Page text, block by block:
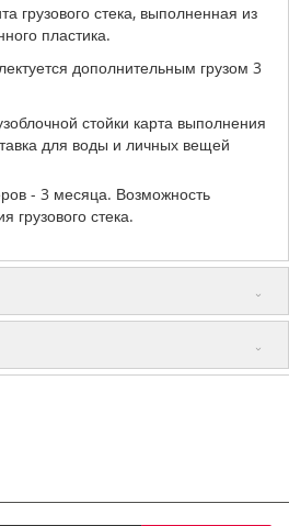
грузового стека, выполненная из
пластика.
дополнительным грузом 3
стойки карта выполнения
для воды и личных вещей
- 3 месяца. Возможность
грузового стека.